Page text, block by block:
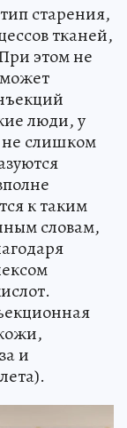
старения,
тканей,
этом не
люди, у
слишком
к таким
словам,
и